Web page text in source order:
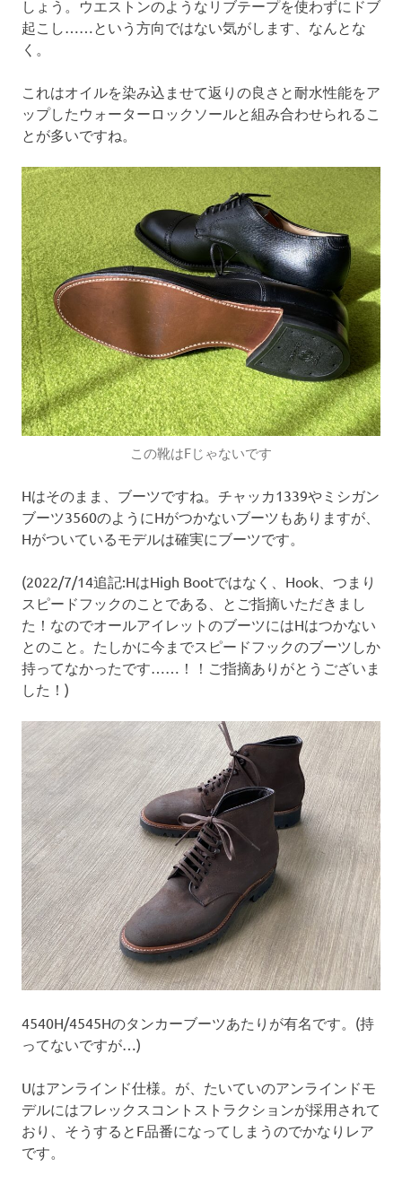
しょう。ウエストンのようなリブテープを使わずにドブ
起こし……という方向ではない気がします、なんとな
く。
これはオイルを染み込ませて返りの良さと耐水性能をア
ップしたウォーターロックソールと組み合わせられるこ
とが多いですね。
この靴はFじゃないです
Hはそのまま、ブーツですね。チャッカ1339やミシガン
ブーツ3560のようにHがつかないブーツもありますが、
Hがついているモデルは確実にブーツです。
(2022/7/14追記:HはHigh Bootではなく、Hook、つまり
スピードフックのことである、とご指摘いただきまし
た！なのでオールアイレットのブーツにはHはつかない
とのこと。たしかに今までスピードフックのブーツしか
持ってなかったです……！！ご指摘ありがとうございま
した！)
4540H/4545Hのタンカーブーツあたりが有名です。(持
ってないですが…)
Uはアンラインド仕様。が、たいていのアンラインドモ
デルにはフレックスコントストラクションが採用されて
おり、そうするとF品番になってしまうのでかなりレア
です。